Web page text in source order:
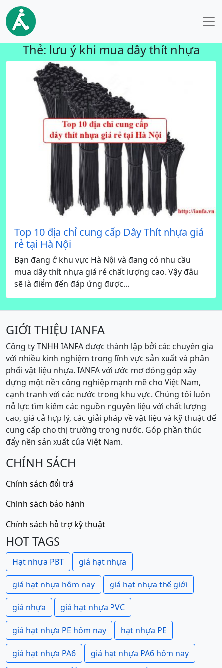
Thẻ: lưu ý khi mua dây thít nhựa
Top 10 địa chỉ cung cấp Dây Thít nhựa giá
rẻ tại Hà Nội
Bạn đang ở khu vực Hà Nội và đang có nhu cầu
mua dây thít nhựa giá rẻ chất lượng cao. Vậy đâu
sẽ là điểm đến đáp ứng được...
GIỚI THIỆU IANFA
Công ty TNHH IANFA được thành lập bởi các chuyên gia
với nhiều kinh nghiệm trong lĩnh vực sản xuất và phân
phối vật liệu nhựa. IANFA với ước mơ đóng góp xây
dựng một nền công nghiệp mạnh mẽ cho Việt Nam,
cạnh tranh với các nước trong khu vực. Chúng tôi luôn
nỗ lực tìm kiếm các nguồn nguyên liệu với chất lượng
cao, giá cả hợp lý, các giải pháp về vật liệu và kỹ thuật để
cung cấp cho thị trường trong nước. Góp phần thúc
đẩy nền sản xuất của Việt Nam.
CHÍNH SÁCH
Chính sách đổi trả
Chính sách bảo hành
Chính sách hỗ trợ kỹ thuật
HOT TAGS
Hạt nhựa PBT giá hạt nhựa
giá hạt nhựa hôm nay giá hạt nhựa thế giới
giá nhựa giá hạt nhựa PVC
giá hạt nhựa PE hôm nay hạt nhựa PE
giá hạt nhựa PA6 giá hạt nhựa PA6 hôm nay